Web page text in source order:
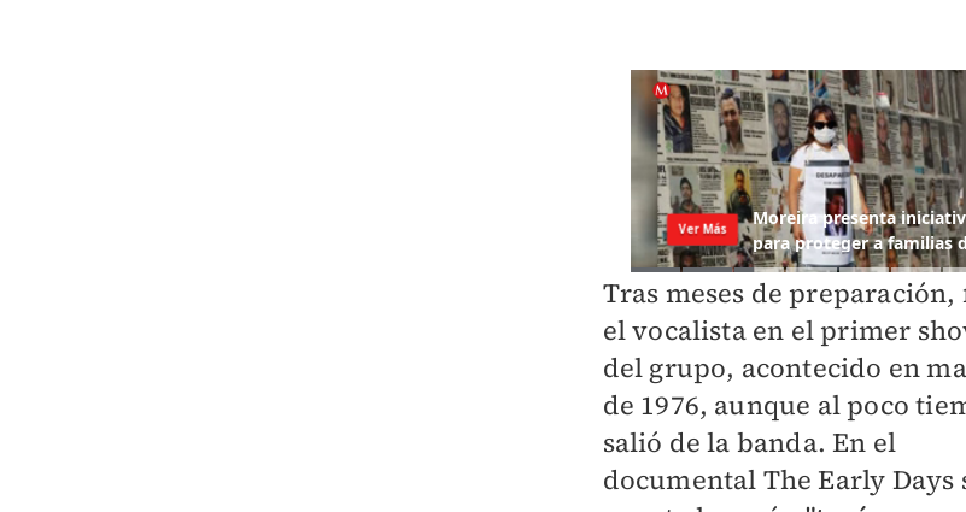
Tras meses de preparación,
el vocalista en el primer
del grupo, acontecido en
de 1976, aunque al poco
salió de la banda. En el
documental The Early Days